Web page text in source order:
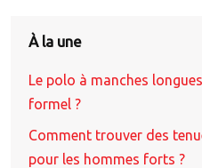
À la une
Le polo à manches
formel ?
Comment trouver des
pour les hommes forts ?